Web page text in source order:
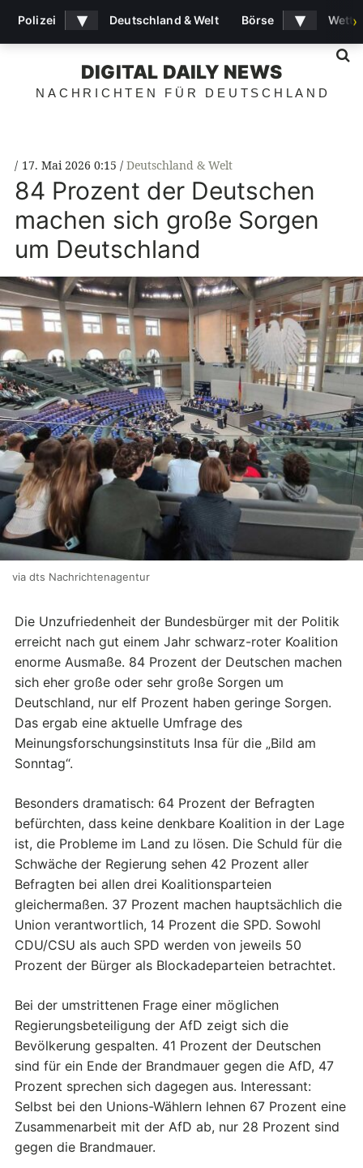
DIGITAL DAILY NEWS
NACHRICHTEN FÜR DEUTSCHLAND
17. Mai 2026 0:15 Deutschland & Welt
84 Prozent der Deutschen
machen sich große Sorgen
um Deutschland
via dts Nachrichtenagentur
Die Unzufriedenheit der Bundesbürger mit der Politik
erreicht nach gut einem Jahr schwarz-roter Koalition
enorme Ausmaße. 84 Prozent der Deutschen machen
sich eher große oder sehr große Sorgen um
Deutschland, nur elf Prozent haben geringe Sorgen.
Das ergab eine aktuelle Umfrage des
Meinungsforschungsinstituts Insa für die „Bild am
Sonntag“.
Besonders dramatisch: 64 Prozent der Befragten
befürchten, dass keine denkbare Koalition in der Lage
ist, die Probleme im Land zu lösen. Die Schuld für die
Schwäche der Regierung sehen 42 Prozent aller
Befragten bei allen drei Koalitionsparteien
gleichermaßen. 37 Prozent machen hauptsächlich die
Union verantwortlich, 14 Prozent die SPD. Sowohl
CDU/CSU als auch SPD werden von jeweils 50
Prozent der Bürger als Blockadeparteien betrachtet.
Bei der umstrittenen Frage einer möglichen
Regierungsbeteiligung der AfD zeigt sich die
Bevölkerung gespalten. 41 Prozent der Deutschen
sind für ein Ende der Brandmauer gegen die AfD, 47
Prozent sprechen sich dagegen aus. Interessant:
Selbst bei den Unions-Wählern lehnen 67 Prozent eine
Zusammenarbeit mit der AfD ab, nur 28 Prozent sind
gegen die Brandmauer.
Polizei ▾ Deutschland & Welt Börse ▾ ›